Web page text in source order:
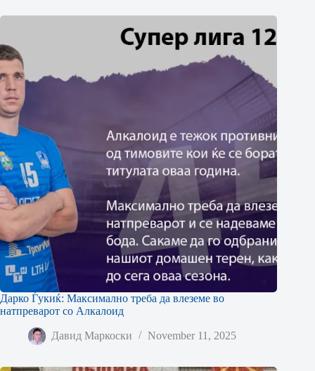
Дарко Ѓукиќ: Максимално треба да влеземе во
натпреварот со Алкалоид
Давид Маркоски November 11, 2025